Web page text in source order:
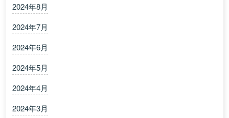
2024年8月
2024年7月
2024年6月
2024年5月
2024年4月
2024年3月